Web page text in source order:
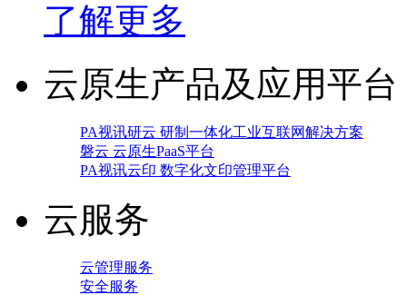
了解更多
云原生产品及应用平台
PA视讯研云 研制一体化工业互联网解决方案
磐云 云原生PaaS平台
PA视讯云印 数字化文印管理平台
云服务
云管理服务
安全服务